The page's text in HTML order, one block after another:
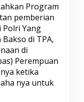
Program
pemberian
Yang
di TPA,
di
Perempuan
ketika
nya untuk